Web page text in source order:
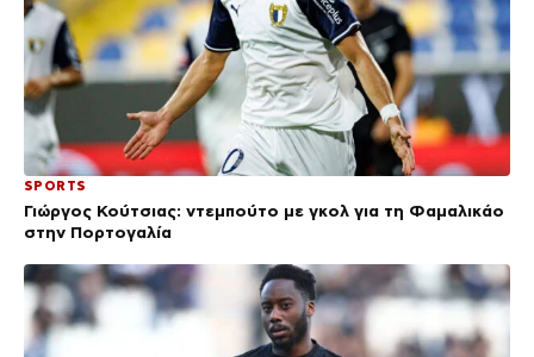
SPORTS
Γιώργος Κούτσιας: ντεμπούτο με γκολ για τη Φαμαλικάο
στην Πορτογαλία